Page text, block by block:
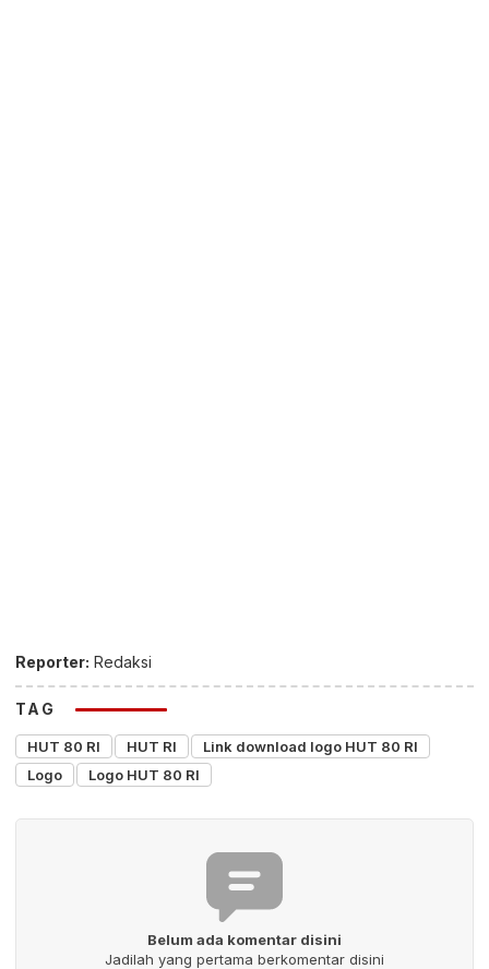
Reporter: Redaksi
TAG
HUT 80 RI HUT RI
Link download logo HUT 80 RI
Logo
Logo HUT 80 RI
Belum ada komentar disini
Jadilah yang pertama berkomentar disini